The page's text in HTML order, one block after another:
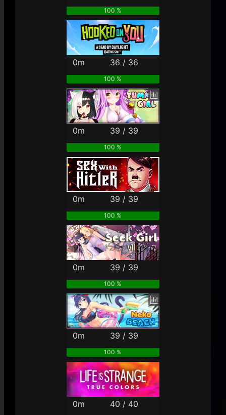
100 %
0m 36 / 36
100 %
0m 39 / 39
100 %
0m 39 / 39
100 %
0m 39 / 39
100 %
0m 39 / 39
100 %
0m 40 / 40